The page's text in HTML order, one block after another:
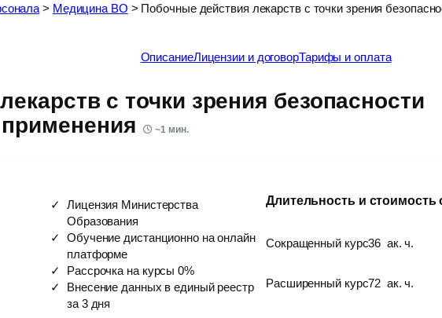
> Медицина ВО > Побочные действия лекарств с точки зрения
ОписаниеЛицензии и договорТарифы и оплата
с точки зрения безопасности
применения
~1 мин.
Лицензия Министерства
Образования
Обучение дистанционно на онлайн
платформе
Рассрочка на курсы 0%
Внесение данных в единый реестр
за 3 дня
Длительность и стоимость
Сокращенный курс36 ак. ч.
Расширенный курс72 ак. ч.